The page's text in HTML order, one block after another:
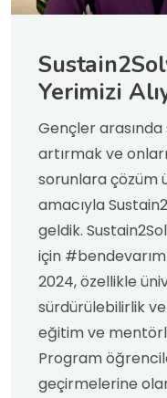
Yerimizi
Gençler
artırmak ve
sorunlara çözüm
amacıyla
geldik.
için
2024, özellikle
sürdürülebilirlik
eğitim ve
Program
geçirmelerine